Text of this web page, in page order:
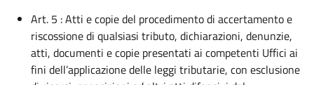
Art. 5 : Atti e copie del procedimento di accertamento e
riscossione di qualsiasi tributo, dichiarazioni, denunzie,
atti, documenti e copie presentati ai competenti Uffici ai
fini dell’applicazione delle leggi tributarie, con esclusione